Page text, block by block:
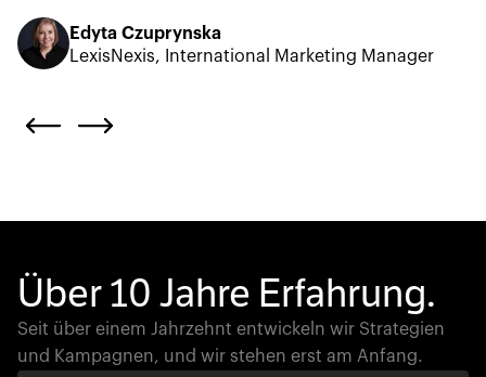
Edyta Czuprynska
LexisNexis, International Marketing Manager
Über 10 Jahre Erfahrung.
Seit über einem Jahrzehnt entwickeln wir Strategien
und Kampagnen, und wir stehen erst am Anfang.